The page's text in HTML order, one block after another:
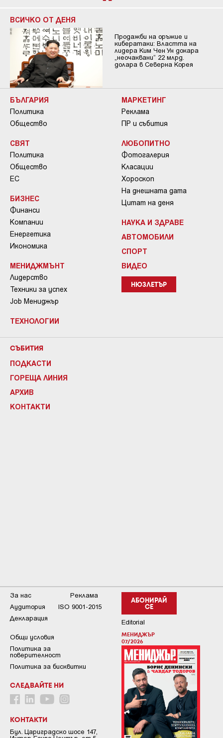
ВСИЧКО ОТ ДЕНЯ
Продажби на оръжие и
кибератаки: Властта на
лидера Ким Чен Ун докара
„неочаквани“ 22 млрд.
долара в Северна Корея
БЪЛГАРИЯ
Политика
Общество
СВЯТ
Политика
Общество
ЕС
БИЗНЕС
Финанси
Компании
Енергетика
Икономика
МЕНИДЖМЪНТ
Лидерство
Техники за успех
Job Мениджър
ТЕХНОЛОГИИ
МАРКЕТИНГ
Реклама
ПР и събития
ЛЮБОПИТНО
Фотогалерия
Класации
Хороскоп
На днешната дата
Цитат на деня
НАУКА И ЗДРАВЕ
АВТОМОБИЛИ
СПОРТ
ВИДЕО
НЮЗЛЕТЪР
СЪБИТИЯ
ПОДКАСТИ
ГОРЕЩА ЛИНИЯ
АРХИВ
КОНТАКТИ
АБОНИРАЙ
СЕ
Editorial
МЕНИДЖЪР
07/2026
За нас
Реклама
Аудитория
ISO 9001-2015
Декларация
Общи условия
Пoлитикa зa
пoвepитeлнocт
Политика за бисквитки
СЛЕДВАЙТЕ НИ
КОНТАКТИ
Бул. Цариградско шосе 147,